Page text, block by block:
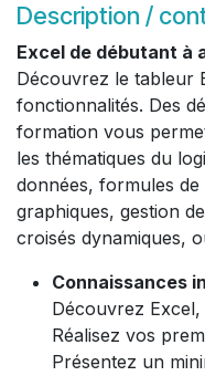
Description /
Excel de débutant à
Découvrez le tableur
fonctionnalités. Des
formation vous
les thématiques du
données, formules
graphiques, gestion
croisés dynamiques,
Connaissances
Découvrez
Réalisez vos
Présentez un